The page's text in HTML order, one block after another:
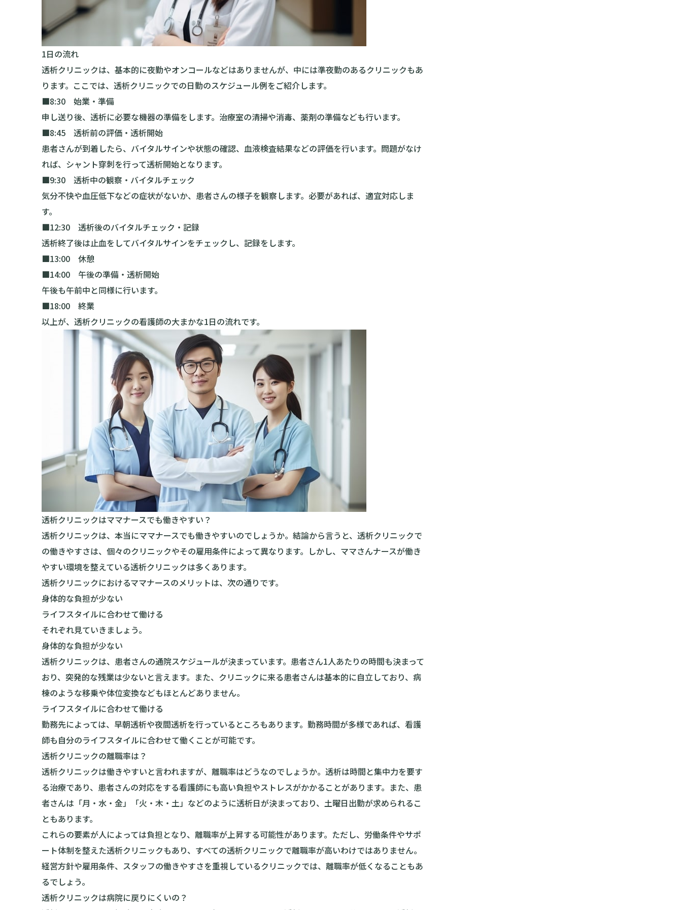
1日の流れ
透析クリニックは、基本的に夜勤やオンコールなどはありませんが、中には準夜勤のあるクリニックもあ
ります。ここでは、透析クリニックでの日勤のスケジュール例をご紹介します。
■8:30 始業・準備
申し送り後、透析に必要な機器の準備をします。治療室の清掃や消毒、薬剤の準備なども行います。
■8:45 透析前の評価・透析開始
患者さんが到着したら、バイタルサインや状態の確認、血液検査結果などの評価を行います。問題がなけ
れば、シャント穿刺を行って透析開始となります。
■9:30 透析中の観察・バイタルチェック
気分不快や血圧低下などの症状がないか、患者さんの様子を観察します。必要があれば、適宜対応しま
す。
■12:30 透析後のバイタルチェック・記録
透析終了後は止血をしてバイタルサインをチェックし、記録をします。
■13:00 休憩
■14:00 午後の準備・透析開始
午後も午前中と同様に行います。
■18:00 終業
以上が、透析クリニックの看護師の大まかな1日の流れです。
透析クリニックはママナースでも働きやすい？
透析クリニックは、本当にママナースでも働きやすいのでしょうか。結論から言うと、透析クリニックで
の働きやすさは、個々のクリニックやその雇用条件によって異なります。しかし、ママさんナースが働き
やすい環境を整えている透析クリニックは多くあります。
透析クリニックにおけるママナースのメリットは、次の通りです。
身体的な負担が少ない
ライフスタイルに合わせて働ける
それぞれ見ていきましょう。
身体的な負担が少ない
透析クリニックは、患者さんの通院スケジュールが決まっています。患者さん1人あたりの時間も決まって
おり、突発的な残業は少ないと言えます。また、クリニックに来る患者さんは基本的に自立しており、病
棟のような移乗や体位変換などもほとんどありません。
ライフスタイルに合わせて働ける
勤務先によっては、早朝透析や夜間透析を行っているところもあります。勤務時間が多様であれば、看護
師も自分のライフスタイルに合わせて働くことが可能です。
透析クリニックの離職率は？
透析クリニックは働きやすいと言われますが、離職率はどうなのでしょうか。透析は時間と集中力を要す
る治療であり、患者さんの対応をする看護師にも高い負担やストレスがかかることがあります。また、患
者さんは「月・水・金」「火・木・土」などのように透析日が決まっており、土曜日出勤が求められるこ
ともあります。
これらの要素が人によっては負担となり、離職率が上昇する可能性があります。ただし、労働条件やサポ
ート体制を整えた透析クリニックもあり、すべての透析クリニックで離職率が高いわけではありません。
経営方針や雇用条件、スタッフの働きやすさを重視しているクリニックでは、離職率が低くなることもあ
るでしょう。
透析クリニックは病院に戻りにくいの？